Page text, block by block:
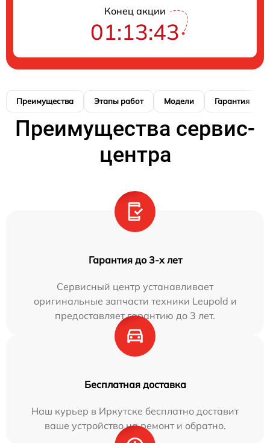
Конец акции
01:13:42
Преимущества Этапы работ Модели Гарантия
Преимущества сервис-
центра
Гарантия до 3-х лет
Сервисный центр устанавливает
оригинальные запчасти техники Leupold и
предоставляет гарантию до 3 лет.
Бесплатная доставка
Наш курьер в Иркутске бесплатно доставит
ваше устройство на ремонт и обратно.